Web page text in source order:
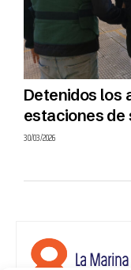
Detenidos los
estaciones de
30/03/2026